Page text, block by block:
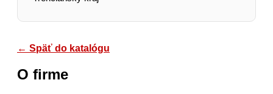
← Späť do katalógu
O firme